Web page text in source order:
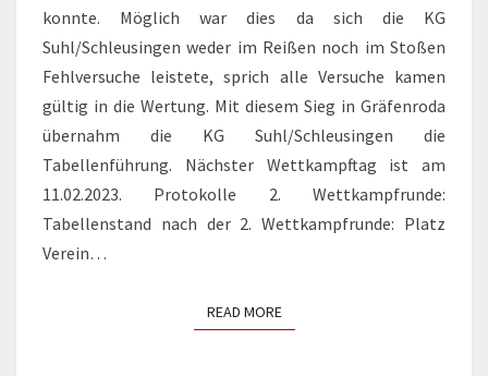
konnte. Möglich war dies da sich die KG
Suhl/Schleusingen weder im Reißen noch im Stoßen
Fehlversuche leistete, sprich alle Versuche kamen
gültig in die Wertung. Mit diesem Sieg in Gräfenroda
übernahm die KG Suhl/Schleusingen die
Tabellenführung. Nächster Wettkampftag ist am
11.02.2023. Protokolle 2. Wettkampfrunde:
Tabellenstand nach der 2. Wettkampfrunde: Platz
Verein…
READ MOREREAD MORE